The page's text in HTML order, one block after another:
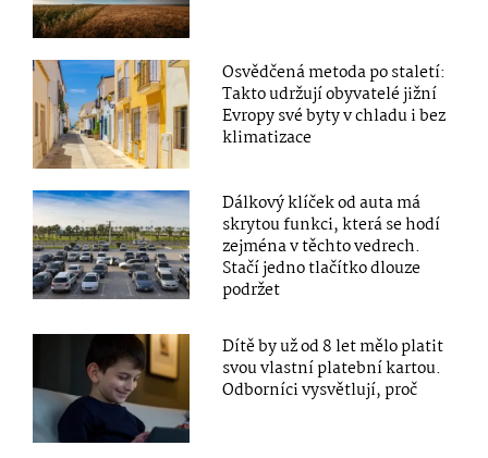
Osvědčená metoda po staletí:
Takto udržují obyvatelé jižní
Evropy své byty v chladu i bez
klimatizace
Dálkový klíček od auta má
skrytou funkci, která se hodí
zejména v těchto vedrech.
Stačí jedno tlačítko dlouze
podržet
Dítě by už od 8 let mělo platit
svou vlastní platební kartou.
Odborníci vysvětlují, proč